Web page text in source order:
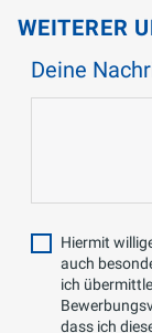
WEITERER
Deine
Hiermit
auch
ich
dass ich